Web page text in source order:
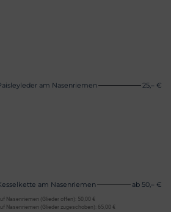
am Nasenriemen 25,– €
am Nasenriemen ab 50,– €
Nasenriemen (Glieder offen): 50,00 €
Nasenriemen (Glieder zugeschoben): 65,00 €